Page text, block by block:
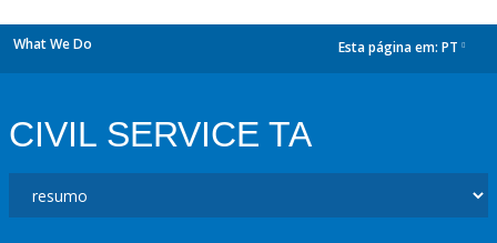
What We Do Esta página em: PT
CIVIL SERVICE TA